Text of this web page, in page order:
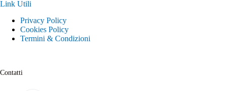
Link Utili
Privacy Policy
Cookies Policy
Termini & Condizioni
Contatti